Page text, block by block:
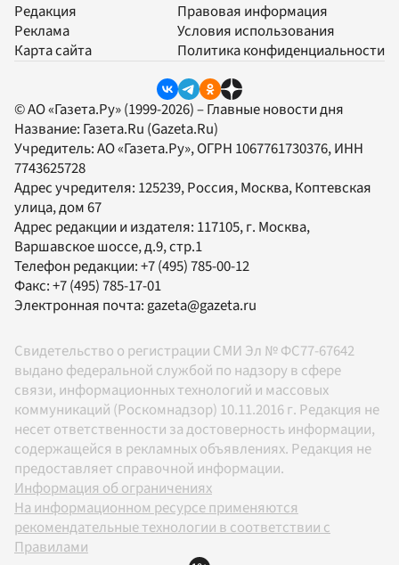
Редакция
Реклама
Карта сайта
Правовая информация
Условия использования
Политика конфиденциальности
© АО «Газета.Ру» (1999-2026) – Главные новости дня
Название: Газета.Ru (Gazeta.Ru)
Учредитель:АО «Газета.Ру», ОГРН 1067761730376, ИНН
7743625728
Адрес учредителя: 125239, Россия, Москва, Коптевская
улица, дом 67
Адрес редакции и издателя: 117105, г. Москва,
Варшавское шоссе, д.9, стр.1
Телефон редакции:+7 (495) 785-00-12
Факс:+7 (495) 785-17-01
Электронная почта:gazeta@gazeta.ru
Свидетельство о регистрации СМИ Эл № ФС77-67642
выдано федеральной службой по надзору в сфере
связи, информационных технологий и массовых
коммуникаций (Роскомнадзор) 10.11.2016 г. Редакция не
несет ответственности за достоверность информации,
содержащейся в рекламных объявлениях. Редакция не
предоставляет справочной информации.
Информация об ограничениях
На информационном ресурсе применяются
рекомендательные технологии в соответствии с
Правилами